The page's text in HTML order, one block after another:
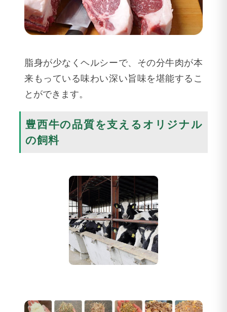
脂身が少なくヘルシーで、その分牛肉が本
来もっている味わい深い旨味を堪能するこ
とができます。
豊西牛の品質を支えるオリジナル
の飼料